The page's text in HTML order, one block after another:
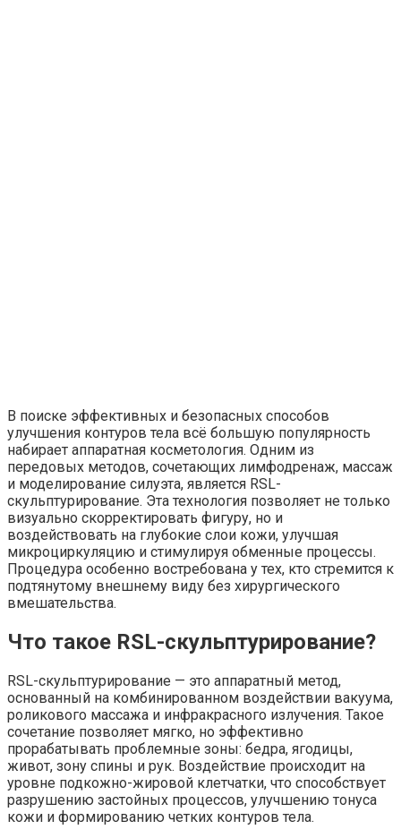
В поиске эффективных и безопасных способов
улучшения контуров тела всё большую популярность
набирает аппаратная косметология. Одним из
передовых методов, сочетающих лимфодренаж, массаж
и моделирование силуэта, является RSL-
скульптурирование. Эта технология позволяет не только
визуально скорректировать фигуру, но и
воздействовать на глубокие слои кожи, улучшая
микроциркуляцию и стимулируя обменные процессы.
Процедура особенно востребована у тех, кто стремится к
подтянутому внешнему виду без хирургического
вмешательства.
Что такое RSL-скульптурирование?
RSL-скульптурирование — это аппаратный метод,
основанный на комбинированном воздействии вакуума,
роликового массажа и инфракрасного излучения. Такое
сочетание позволяет мягко, но эффективно
прорабатывать проблемные зоны: бедра, ягодицы,
живот, зону спины и рук. Воздействие происходит на
уровне подкожно-жировой клетчатки, что способствует
разрушению застойных процессов, улучшению тонуса
кожи и формированию четких контуров тела.